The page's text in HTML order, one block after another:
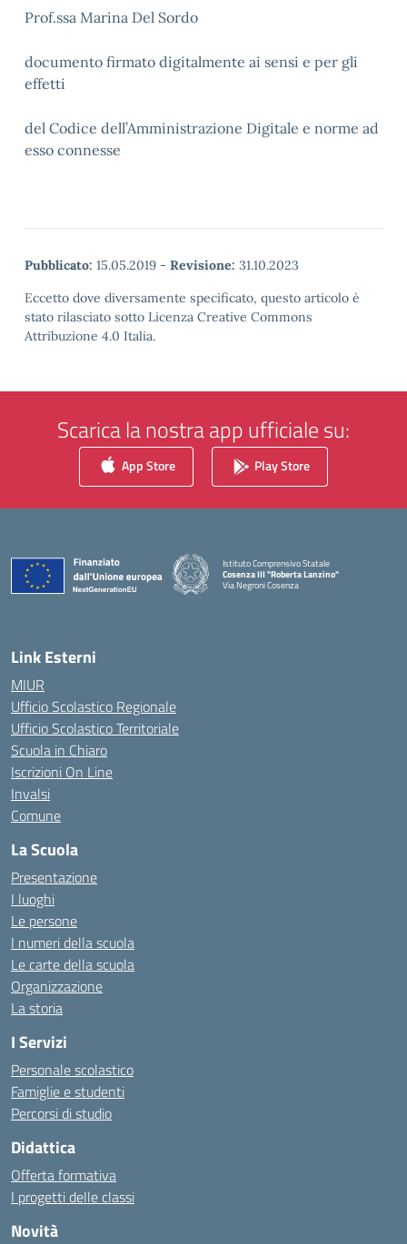
Prof.ssa Marina Del Sordo
documento firmato digitalmente ai sensi e per gli
effetti
del Codice dell’Amministrazione Digitale e norme ad
esso connesse
Pubblicato: 15.05.2019 - Revisione: 31.10.2023
Eccetto dove diversamente specificato, questo articolo è
stato rilasciato sotto Licenza Creative Commons
Attribuzione 4.0 Italia.
Scarica la nostra app ufficiale su:
App Store Play Store
Istituto Comprensivo Statale
Cosenza III "Roberta Lanzino"
Via Negroni Cosenza
— Visita la pagina iniziale della scuola
Link Esterni
MIUR
Ufficio Scolastico Regionale
Ufficio Scolastico Territoriale
Scuola in Chiaro
Iscrizioni On Line
Invalsi
Comune
La Scuola
Presentazione
I luoghi
Le persone
I numeri della scuola
Le carte della scuola
Organizzazione
La storia
I Servizi
Personale scolastico
Famiglie e studenti
Percorsi di studio
Didattica
Offerta formativa
I progetti delle classi
Novità